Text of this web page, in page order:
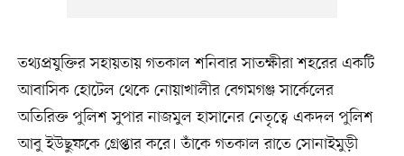
তথ্যপ্রযুক্তির সহায়তায় গতকাল শনিবার সাতক্ষীরা শহরের একটি
আবাসিক হোটেল থেকে নোয়াখালীর বেগমগঞ্জ সার্কেলের
অতিরিক্ত পুলিশ সুপার নাজমুল হাসানের নেতৃত্বে একদল পুলিশ
আবু ইউছুফকে গ্রেপ্তার করে। তাঁকে গতকাল রাতে সোনাইমুড়ী